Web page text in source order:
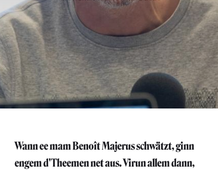
Wann ee mam Benoît Majerus schwätzt, ginn
engem d'Theemen net aus. Virun allem dann,